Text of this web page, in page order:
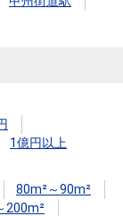
1億円以上
80m²～90m²
200m²